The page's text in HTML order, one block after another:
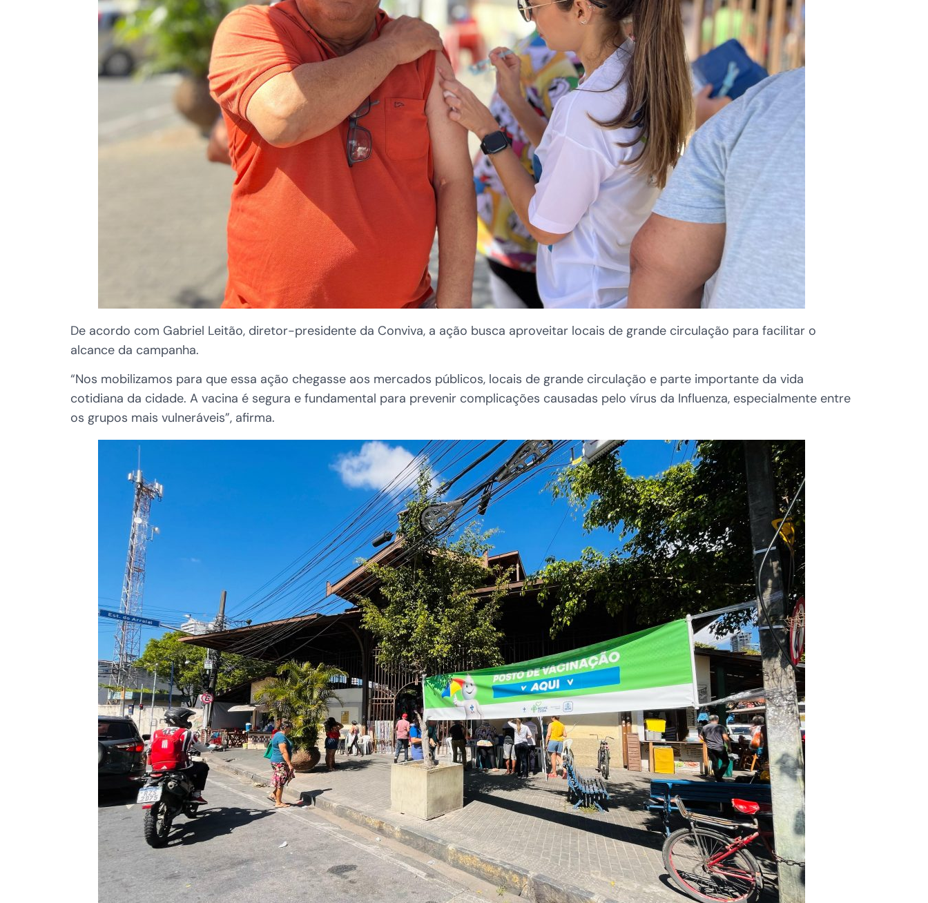
De acordo com Gabriel Leitão, diretor-presidente da Conviva, a ação busca aproveitar locais de grande circulação para facilitar o
alcance da campanha.
“Nos mobilizamos para que essa ação chegasse aos mercados públicos, locais de grande circulação e parte importante da vida
cotidiana da cidade. A vacina é segura e fundamental para prevenir complicações causadas pelo vírus da Influenza, especialmente entre
os grupos mais vulneráveis”, afirma.